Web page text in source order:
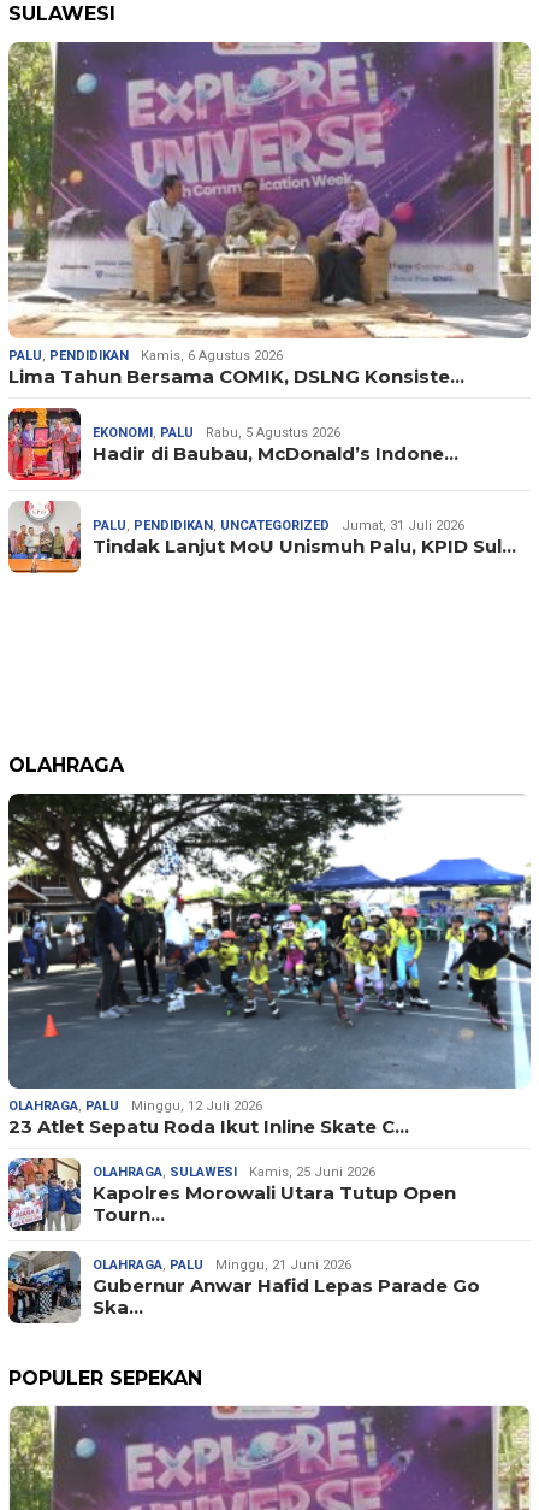
SULAWESI
PALU PENDIDIKAN Kamis, 6 Agustus 2026
Lima Tahun Bersama COMIK, DSLNG Konsiste…
EKONOMI PALU Rabu, 5 Agustus 2026
Hadir di Baubau, McDonald’s Indone…
PALU PENDIDIKAN UNCATEGORIZED Jumat, 31 Juli 2026
Tindak Lanjut MoU Unismuh Palu, KPID Sul…
OLAHRAGA
OLAHRAGA, PALU Minggu, 12 Juli 2026
23 Atlet Sepatu Roda Ikut Inline Skate C…
OLAHRAGA, SULAWESI Kamis, 25 Juni 2026
Kapolres Morowali Utara Tutup Open
Tourn…
OLAHRAGA, PALU Minggu, 21 Juni 2026
Gubernur Anwar Hafid Lepas Parade Go
Ska…
POPULER SEPEKAN